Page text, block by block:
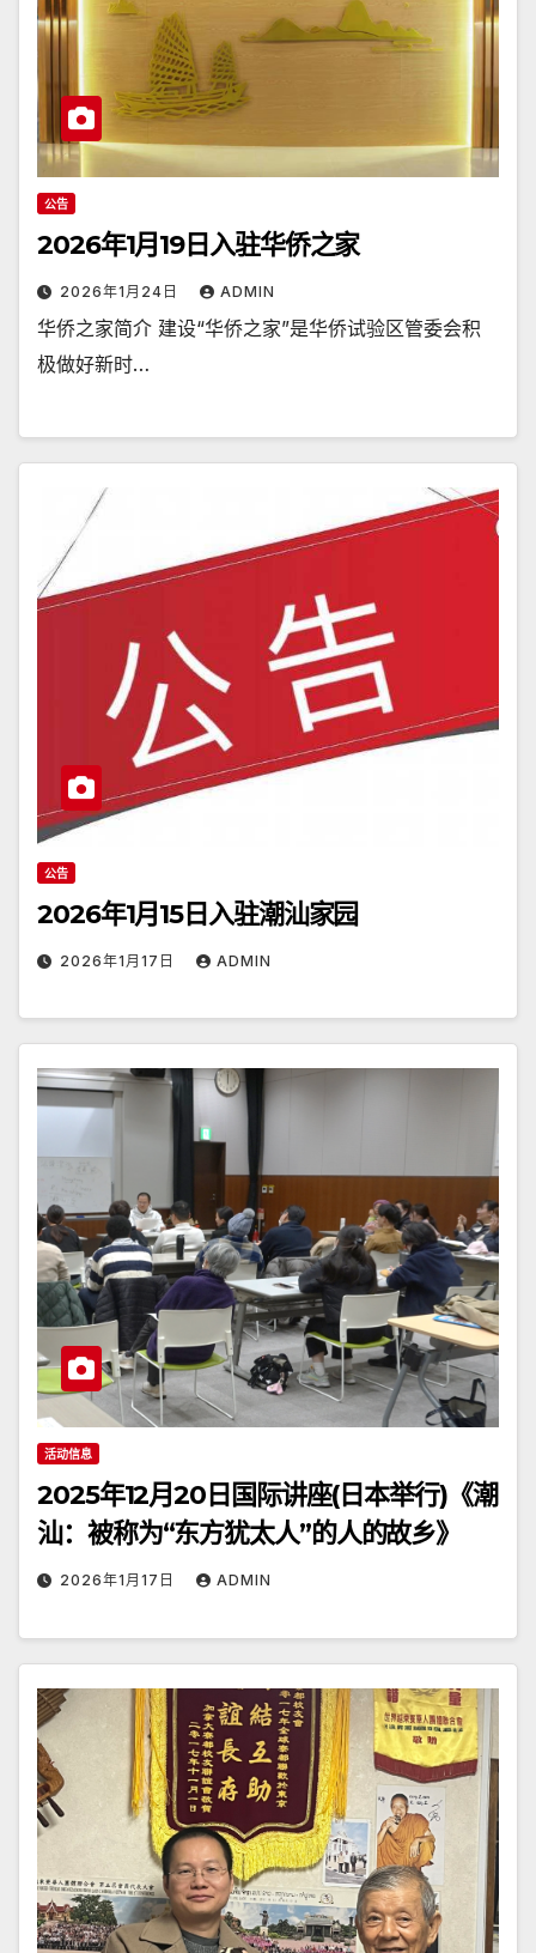
公告
2026年1月19日入驻华侨之家
2026年1月24日 ADMIN
华侨之家简介 建设“华侨之家”是华侨试验区管委会积
极做好新时…
公告
2026年1月15日入驻潮汕家园
2026年1月17日 ADMIN
活动信息
2025年12月20日国际讲座(日本举行)《潮
汕：被称为“东方犹太人”的人的故乡》
2026年1月17日 ADMIN